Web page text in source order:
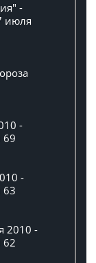
-
июля
-
69
-
63
2010 -
62